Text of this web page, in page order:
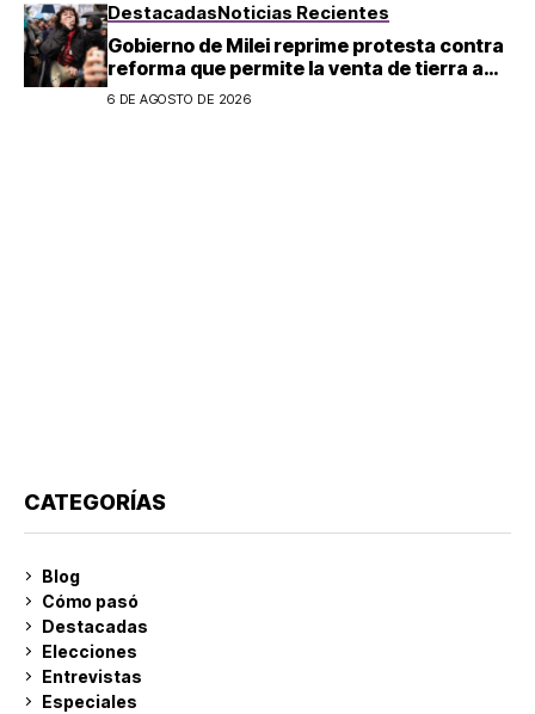
DestacadasNoticias Recientes
Gobierno de Milei reprime protesta contra
reforma que permite la venta de tierra a
extranjeros en Argentina
6 DE AGOSTO DE 2026
CATEGORÍAS
Blog
Cómo pasó
Destacadas
Elecciones
Entrevistas
Especiales